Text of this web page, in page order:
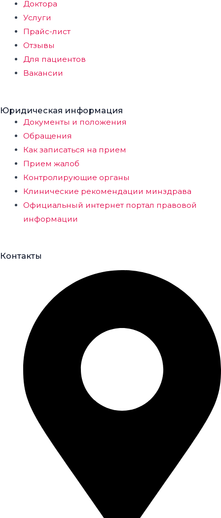
Доктора
Услуги
Прайс-лист
Отзывы
Для пациентов
Вакансии
Юридическая информация
Документы и положения
Обращения
Как записаться на прием
Прием жалоб
Контролирующие органы
Клинические рекомендации минздрава
Официальный интернет портал правовой
информации
Контакты